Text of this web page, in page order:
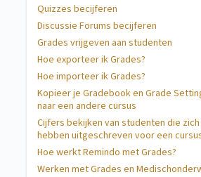
Quizzes becijferen
Discussie Forums becijferen
Grades vrijgeven aan studenten
Hoe exporteer ik Grades?
Hoe importeer ik Grades?
Kopieer je Gradebook en Grade
naar een andere cursus
Cijfers bekijken van studenten die zich
hebben uitgeschreven voor een
Hoe werkt Remindo met Grades?
Werken met Grades en